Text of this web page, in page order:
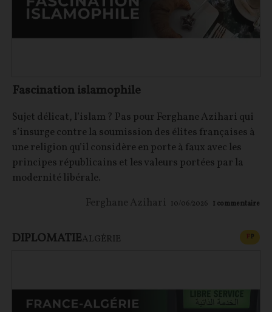
Fascination islamophile
Sujet délicat, l’islam ? Pas pour Ferghane Azihari qui
s’insurge contre la soumission des élites françaises à
une religion qu’il considère en porte à faux avec les
principes républicains et les valeurs portées par la
modernité libérale.
Ferghane Azihari 10/06/2026 1 commentaire
DIPLOMATIEALGÉRIE FP